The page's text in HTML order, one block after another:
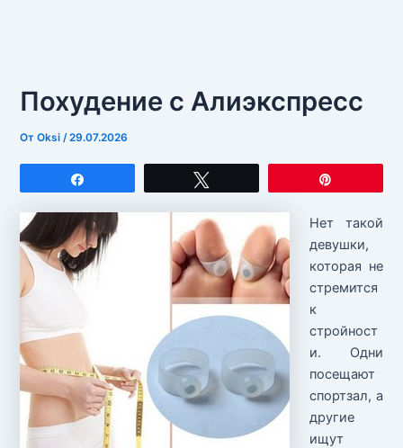
Похудение с Алиэкспресс
ОтOksi /29.07.2026
Нет такой
девушки,
которая не
стремится
к
стройност
и. Одни
посещают
спортзал, а
другие
ищут